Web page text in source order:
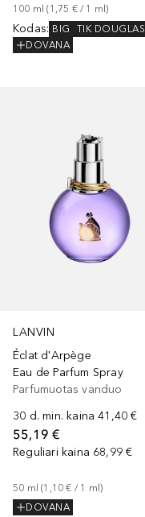
100 ml (1,75 € / 1 ml)
Kodas: BIG
TIK DOUGLAS
DOVANA
LANVIN
Éclat d'Arpège
Eau de Parfum Spray
Parfumuotas vanduo
30 d. min. kaina 41,40 €
55,19 €
Reguliari kaina 68,99 €
50 ml (1,10 € / 1 ml)
DOVANA